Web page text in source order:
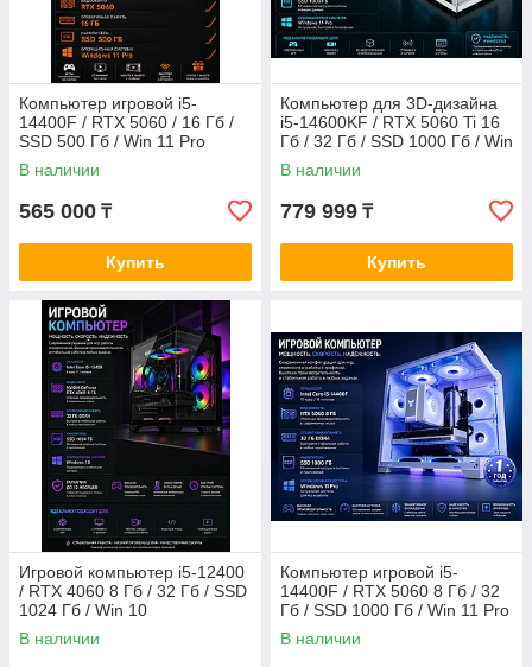
Компьютер игровой i5-
14400F / RTX 5060 / 16 Гб /
SSD 500 Гб / Win 11 Pro
В наличии
565 000 ₸
Купить
Компьютер для 3D-дизайна
i5-14600KF / RTX 5060 Ti 16
Гб / 32 Гб / SSD 1000 Гб / Win
11 Pro
В наличии
779 999 ₸
Купить
Игровой компьютер i5-12400
/ RTX 4060 8 Гб / 32 Гб / SSD
1024 Гб / Win 10
В наличии
Компьютер игровой i5-
14400F / RTX 5060 8 Гб / 32
Гб / SSD 1000 Гб / Win 11 Pro
В наличии